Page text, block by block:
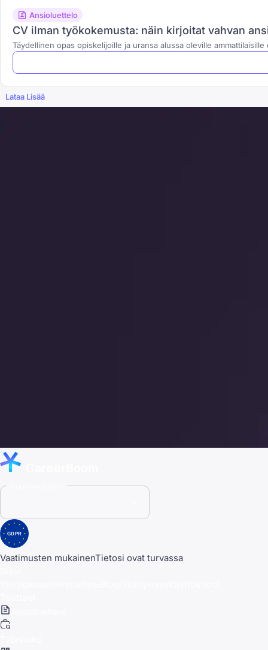
Ansioluettelo
CV ilman työkokemusta: näin kirjoitat vahvan
Täydellinen opas opiskelijoille ja uransa alussa oleville
Lataa Lisää
GDPR
Vaatimusten mukainenTietosi ovat turvassa